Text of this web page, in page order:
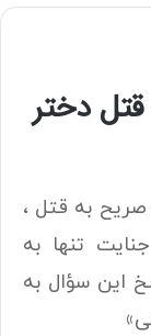
دختر
به قتل ،
تنها به
این سؤال به